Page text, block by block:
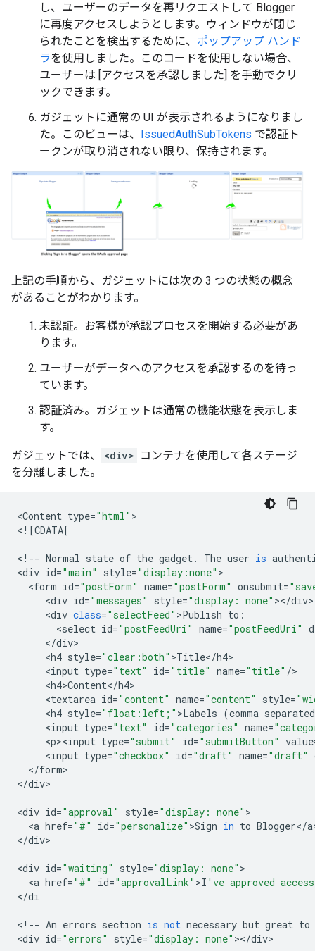
し、ユーザーのデータを再リクエストして Blogger
に再度アクセスしようとします。ウィンドウが閉じ
られたことを検出するために、 ポップアップ ハンド
ラを使用しました。このコードを使用しない場合、
ユーザーは [アクセスを承認しました] を手動でクリ
ックできます。
ガジェットに通常の UI が表示されるようになりまし
た。このビューは、 IssuedAuthSubTokens で認証ト
ークンが取り消されない限り、保持されます。
上記の手順から、ガジェットには次の 3 つの状態の概念
があることがわかります。
未認証。お客様が承認プロセスを開始する必要があ
ります。
ユーザーがデータへのアクセスを承認するのを待っ
ています。
認証済み。ガジェットは通常の機能状態を表示しま
す。
ガジェットでは、 <div> コンテナを使用して各ステージ
を分離しました。
<Content type="html" >
< ! [CDATA[
< !-- Normal state of the gadget. The user is
<div id="main" style="display:none"
<form id="postForm" name="postForm" onsubmit=
<div id="messages" style="display: none" ></div
<div class="selectFeed" >Publish to :
<select id="postFeedUri" name="postFeedUri"
</div
<h4 style="clear:both" >Title</h4
<input type="text" id="title" name="title" /
<h4>Content</h4
<textarea id="content" name="content" style=
<h4 style="float:left;" >Labels (comma separated
<input type="text" id="categories" name=
<p><input type="submit" id="submitButton" value
<input type="checkbox" id="draft" name="draft"
</form>
</div>
<div id="approval" style="display: none"
<a href="#" id="personalize" >Sign in to Blogger</a
</div>
<div id="waiting" style="display: none"
<a href="#" id="approvalLink" >I 've approved
</di
< !-- An errors section is not necessary but great to
<div id="errors" style="display: none" ></div